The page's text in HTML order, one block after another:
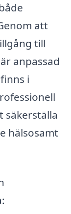
att
till
anpassad
i
säkerställa
hälsosamt